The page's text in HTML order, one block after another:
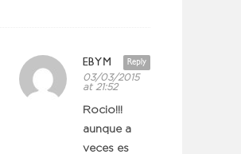
Reply
EBYM
03/03/2015
at 21:52
Rocio!!!
aunque a
veces es